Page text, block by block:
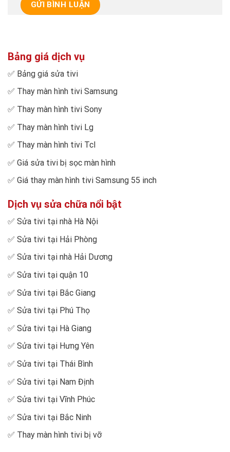
Bảng giá dịch vụ
✅ Bảng giá sửa tivi
✅ Thay màn hình tivi Samsung
✅ Thay màn hình tivi Sony
✅ Thay màn hình tivi Lg
✅ Thay màn hình tivi Tcl
✅ Giá sửa tivi bị sọc màn hình
✅ Giá thay màn hình tivi Samsung 55 inch
Dịch vụ sửa chữa nổi bật
✅ Sửa tivi tại nhà Hà Nội
✅ Sửa tivi tại Hải Phòng
✅ Sửa tivi tại nhà Hải Dương
✅ Sửa tivi tại quận 10
✅ Sửa tivi tại Bắc Giang
✅ Sửa tivi tại Phú Thọ
✅ Sửa tivi tại Hà Giang
✅ Sửa tivi tại Hưng Yên
✅ Sửa tivi tại Thái Bình
✅ Sửa tivi tại Nam Định
✅ Sửa tivi tại Vĩnh Phúc
✅ Sửa tivi tại Bắc Ninh
✅ Thay màn hình tivi bị vỡ